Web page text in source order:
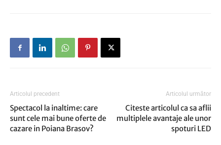
Articolul precedent
Spectacol la inaltime: care
sunt cele mai bune oferte de
cazare in Poiana Brasov?
Articolul următor
Citeste articolul ca sa aflii
multiplele avantaje ale unor
spoturi LED